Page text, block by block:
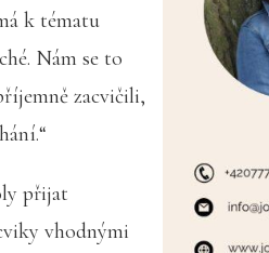
k tématu
Nám se to
zacvičili,
přijat
vhodnými